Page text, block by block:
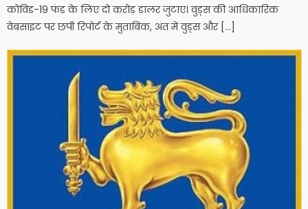
कोविड-19 फंड के लिए दो करोड़ डालर जुटाए। वुड्स की आधिकारिक
वेबसाइट पर छपी रिपोर्ट के मुताबिक, अंत में वुड्स और […]